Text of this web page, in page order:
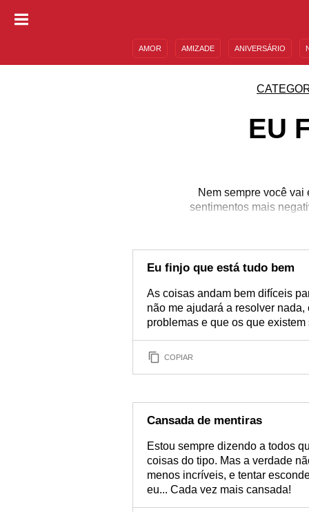
AMOR AMIZADE ANIVERSÁRIO
EU
Nem sempre você vai
sentimentos mais
Eu finjo que está tudo bem
As coisas andam bem difíceis
não me ajudará a resolver
problemas e que os que
COPIAR
Cansada de mentiras
Estou sempre dizendo a todos
coisas do tipo. Mas a verdade
menos incríveis, e tentar
eu... Cada vez mais cansada!